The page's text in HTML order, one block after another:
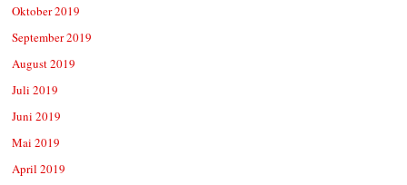
Oktober 2019
September 2019
August 2019
Juli 2019
Juni 2019
Mai 2019
April 2019